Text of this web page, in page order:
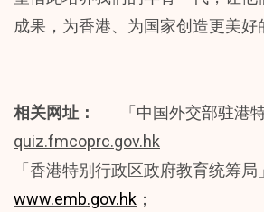
成果，为香港、为国家创造更美好
相关网址：
「中国外交部驻港
quiz.fmcoprc.gov.hk
「香港特别行政区政府教育统筹局
www.emb.gov.hk ；